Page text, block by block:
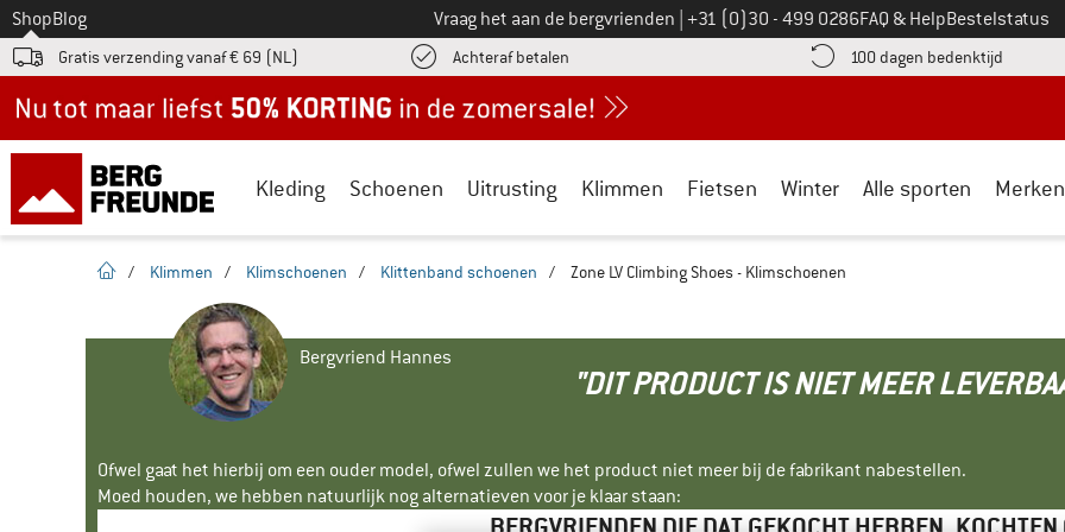
Naar
ShopBlog Vraag het aan de bergvrienden Bel ons op
+31 (0)30 - 499 0286FAQ & HelpBestelstatus
Gratis verzending vanaf € 69 (NL) Achteraf betalen vind de betalingsinformatie hier! Opent in een infovak
100 dagen bedenktijd Vind
Kleding Schoenen Uitrusting Klimmen Fietsen Winter Alle sporten Merken
Startpagina
/ Klimmen / Klimschoenen / Klittenband schoenen / Zone LV Climbing Shoes - Klimschoenen
Bergvriend Hannes
"DIT PRODUCT IS NIET MEER
Ofwel gaat het hierbij om een ouder model, ofwel zullen we het product niet meer bij de fabrikant nabestellen.
Moed houden, we hebben natuurlijk nog alternatieven voor je klaar staan: